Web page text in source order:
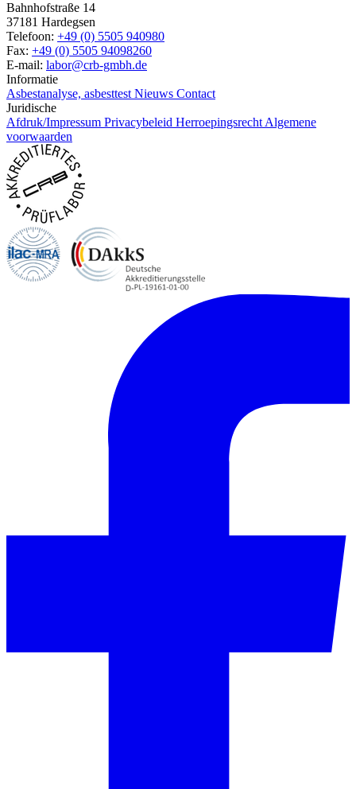
Bahnhofstraße 14
37181 Hardegsen
Telefoon: +49 (0) 5505 940980
Fax: +49 (0) 5505 94098260
E-mail: labor@crb-gmbh.de
Informatie
Asbestanalyse, asbesttest Nieuws Contact
Juridische
Afdruk/Impressum Privacybeleid Herroepingsrecht Algemene
voorwaarden